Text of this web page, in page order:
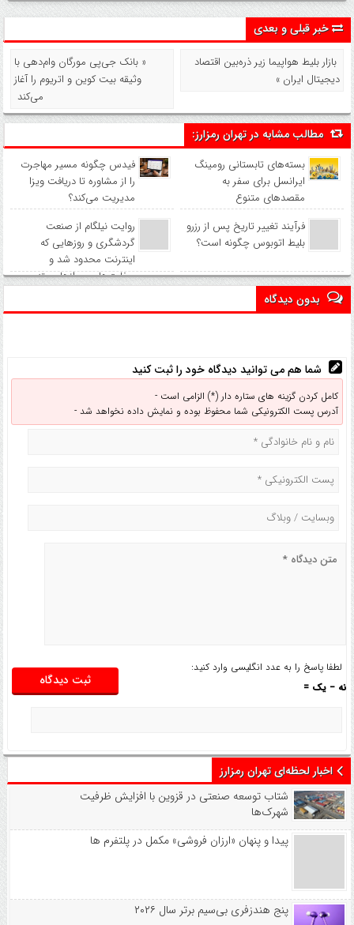
خبر قبلی و بعدی
بازار بلیط هواپیما زیر ذره‌بین اقتصاد
دیجیتال ایران »
« بانک جی‌پی مورگان وام‌دهی با
وثیقه بیت کوین و اتریوم را آغاز
می‌کند
مطالب مشابه در تهران رمزارز:
بسته‌های تابستانی رومینگ
ایرانسل برای سفر به
مقصدهای متنوع
فیدس چگونه مسیر مهاجرت
را از مشاوره تا دریافت ویزا
مدیریت می‌کند؟
فرآیند تغییر تاریخ پس از رزرو
بلیط اتوبوس چگونه است؟
روایت نیلگام از صنعت
گردشگری و روزهایی که
اینترنت محدود شد و
سفارت‌ها و پروازها بسته
بدون دیدگاه
شما هم می توانید دیدگاه خود را ثبت کنید
کامل کردن گزینه های ستاره دار (*) الزامی است -
آدرس پست الکترونیکی شما محفوظ بوده و نمایش داده نخواهد شد -
لطفا پاسخ را به عدد انگلیسی وارد کنید:
نه − یک =
اخبار لحظه‌ای تهران رمزارز
شتاب توسعه صنعتی در قزوین با افزایش ظرفیت
شهرک‌ها
پیدا و پنهان «ارزان فروشی» مکمل در پلتفرم ها
پنج هندزفری بی‌سیم برتر سال ۲۰۲۶